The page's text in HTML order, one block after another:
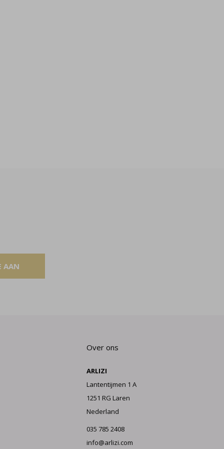
AAN
Over ons
ARLIZI
Lantentijmen 1 A
1251 RG Laren
Nederland
035 785 2408
info@arlizi.com